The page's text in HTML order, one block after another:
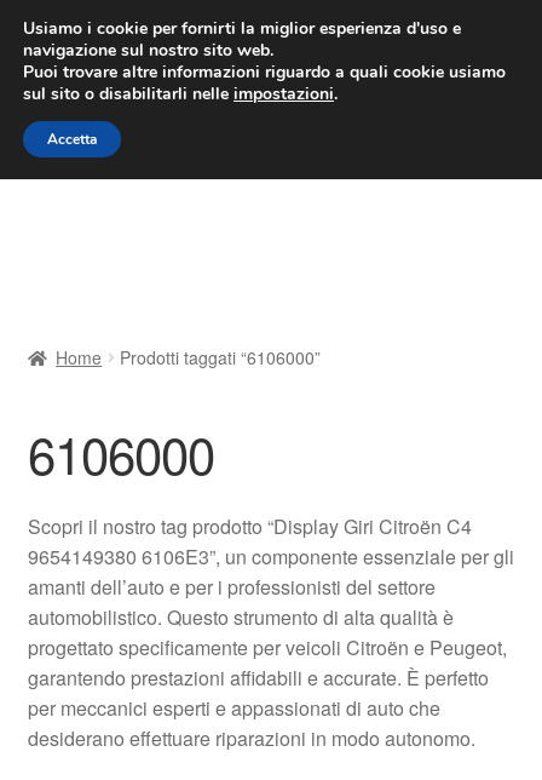
CONSEGNA da 7 EUR
Lun-Ven 9:00 - 16:00/800 580 290
Vai
alla
navigazione
Vai
al
contenuto
Contatto
Il mio account
Pagamenti
Politica sulla riservatezza
Procedura di Reclamo
Home Prodotti taggati “6106000”
6106000
Scopri il nostro tag prodotto “Display Giri Citroën C4
9654149380 6106E3”, un componente essenziale per gli
amanti dell’auto e per i professionisti del settore
automobilistico. Questo strumento di alta qualità è
progettato specificamente per veicoli Citroën e Peugeot,
garantendo prestazioni affidabili e accurate. È perfetto
per meccanici esperti e appassionati di auto che
desiderano effettuare riparazioni in modo autonomo.
Usiamo i cookie per fornirti la miglior esperienza d'uso e
navigazione sul nostro sito web.
Puoi trovare altre informazioni riguardo a quali cookie usiamo
sul sito o disabilitarli nelle impostazioni.
Accetta